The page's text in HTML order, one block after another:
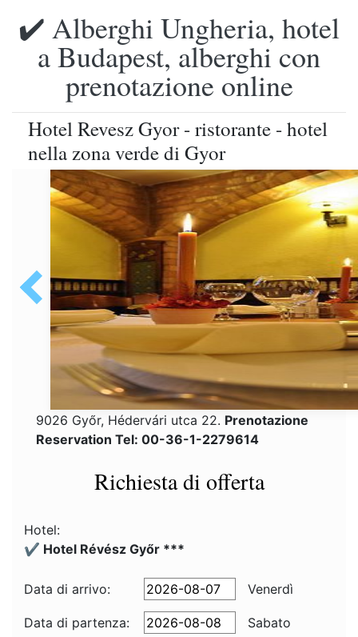
✔️ Alberghi Ungheria, hotel
a Budapest, alberghi con
prenotazione online
Hotel Revesz Gyor - ristorante - hotel
nella zona verde di Gyor
9026 Győr, Hédervári utca 22. Prenotazione
Reservation Tel: 00-36-1-2279614
Richiesta di offerta
Hotel:
✔️ Hotel Révész Győr ***
Data di arrivo: Venerdì
Data di partenza:
Sabato